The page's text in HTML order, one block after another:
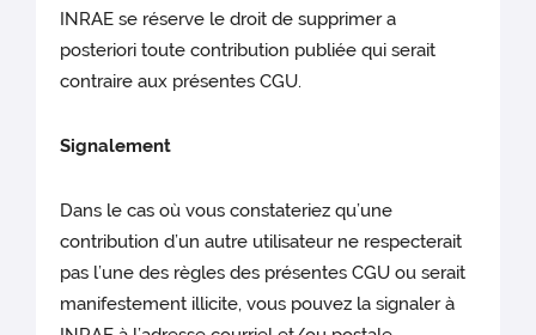
INRAE se réserve le droit de supprimer a
posteriori toute contribution publiée qui serait
contraire aux présentes CGU.
Signalement
Dans le cas où vous constateriez qu’une
contribution d’un autre utilisateur ne respecterait
pas l’une des règles des présentes CGU ou serait
manifestement illicite, vous pouvez la signaler à